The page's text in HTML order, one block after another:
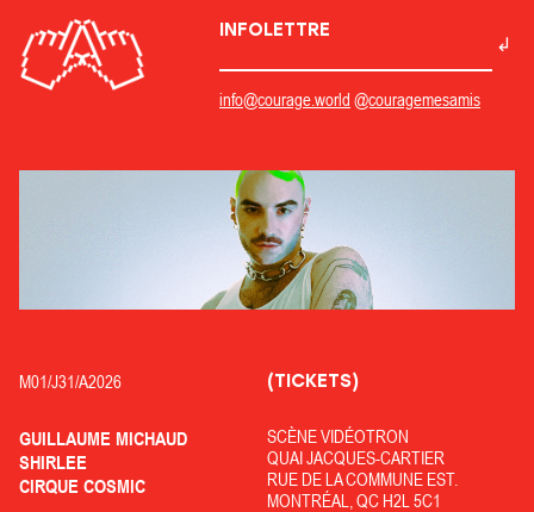
INFOLETTRE
info@courage.world @couragemesamis
M01/J31/A2026
GUILLAUME MICHAUD
SHIRLEE
CIRQUE COSMIC
SCÈNE VIDÉOTRON
QUAI JACQUES-CARTIER
RUE DE LA COMMUNE EST.
MONTRÉAL, QC H2L 5C1
(TICKETS)